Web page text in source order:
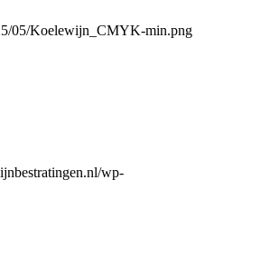
05/Koelewijn_CMYK-min.png
wp-